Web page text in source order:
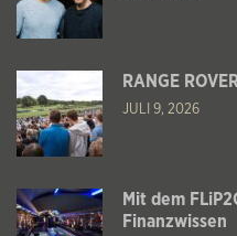
RANGE
JULI 9, 2026
Mit dem
Finanzwissen